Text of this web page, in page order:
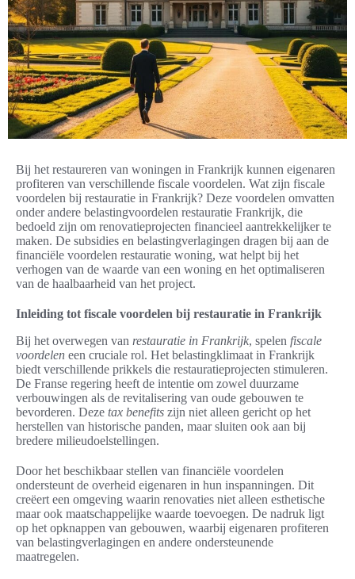
Bij het restaureren van woningen in Frankrijk kunnen eigenaren
profiteren van verschillende fiscale voordelen. Wat zijn fiscale
voordelen bij restauratie in Frankrijk? Deze voordelen omvatten
onder andere belastingvoordelen restauratie Frankrijk, die
bedoeld zijn om renovatieprojecten financieel aantrekkelijker te
maken. De subsidies en belastingverlagingen dragen bij aan de
financiële voordelen restauratie woning, wat helpt bij het
verhogen van de waarde van een woning en het optimaliseren
van de haalbaarheid van het project.
Inleiding tot fiscale voordelen bij restauratie in Frankrijk
Bij het overwegen van restauratie in Frankrijk, spelen fiscale
voordelen een cruciale rol. Het belastingklimaat in Frankrijk
biedt verschillende prikkels die restauratieprojecten stimuleren.
De Franse regering heeft de intentie om zowel duurzame
verbouwingen als de revitalisering van oude gebouwen te
bevorderen. Deze tax benefits zijn niet alleen gericht op het
herstellen van historische panden, maar sluiten ook aan bij
bredere milieudoelstellingen.
Door het beschikbaar stellen van financiële voordelen
ondersteunt de overheid eigenaren in hun inspanningen. Dit
creëert een omgeving waarin renovaties niet alleen esthetische
maar ook maatschappelijke waarde toevoegen. De nadruk ligt
op het opknappen van gebouwen, waarbij eigenaren profiteren
van belastingverlagingen en andere ondersteunende
maatregelen.